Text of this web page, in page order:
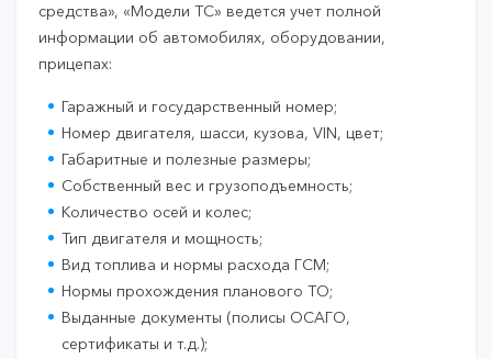
средства», «Модели ТС» ведется учет полной
информации об автомобилях, оборудовании,
прицепах:
Гаражный и государственный номер;
Номер двигателя, шасси, кузова, VIN, цвет;
Габаритные и полезные размеры;
Собственный вес и грузоподъемность;
Количество осей и колес;
Тип двигателя и мощность;
Вид топлива и нормы расхода ГСМ;
Нормы прохождения планового ТО;
Выданные документы (полисы ОСАГО,
сертификаты и т.д.);